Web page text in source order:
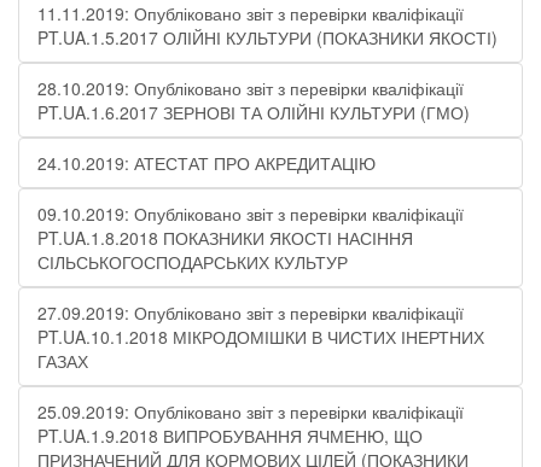
11.11.2019: Опубліковано звіт з перевірки кваліфікації
PT.UA.1.5.2017 ОЛІЙНІ КУЛЬТУРИ (ПОКАЗНИКИ ЯКОСТІ)
28.10.2019: Опубліковано звіт з перевірки кваліфікації
PT.UA.1.6.2017 ЗЕРНОВІ ТА ОЛІЙНІ КУЛЬТУРИ (ГМО)
24.10.2019: АТЕСТАТ ПРО АКРЕДИТАЦІЮ
09.10.2019: Опубліковано звіт з перевірки кваліфікації
PT.UA.1.8.2018 ПОКАЗНИКИ ЯКОСТІ НАСІННЯ
СІЛЬСЬКОГОСПОДАРСЬКИХ КУЛЬТУР
27.09.2019: Опубліковано звіт з перевірки кваліфікації
PT.UA.10.1.2018 МІКРОДОМІШКИ В ЧИСТИХ ІНЕРТНИХ
ГАЗАХ
25.09.2019: Опубліковано звіт з перевірки кваліфікації
PT.UA.1.9.2018 ВИПРОБУВАННЯ ЯЧМЕНЮ, ЩО
ПРИЗНАЧЕНИЙ ДЛЯ КОРМОВИХ ЦІЛЕЙ (ПОКАЗНИКИ